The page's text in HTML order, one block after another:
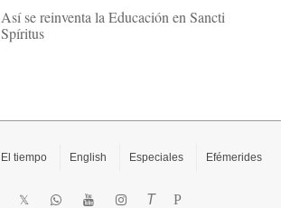
Así se reinventa la Educación en Sancti
Spíritus
El tiempo English Especiales Efémerides
T P